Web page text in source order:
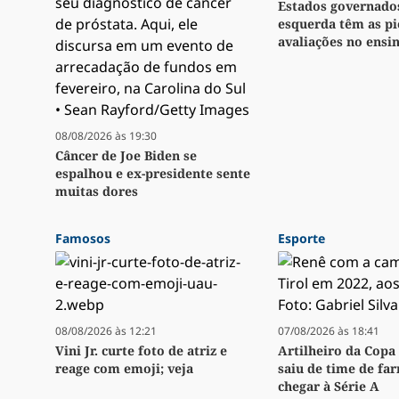
08/08/2026 às 19:30
Câncer de Joe Biden se
espalhou e ex-presidente sente
muitas dores
Estados
esquerda têm as
avaliações no
Famosos
08/08/2026 às 12:21
Vini Jr. curte foto de atriz e
reage com emoji; veja
Esporte
07/08/2026 às 18:41
Artilheiro da Copa
saiu de time de
chegar à Série A